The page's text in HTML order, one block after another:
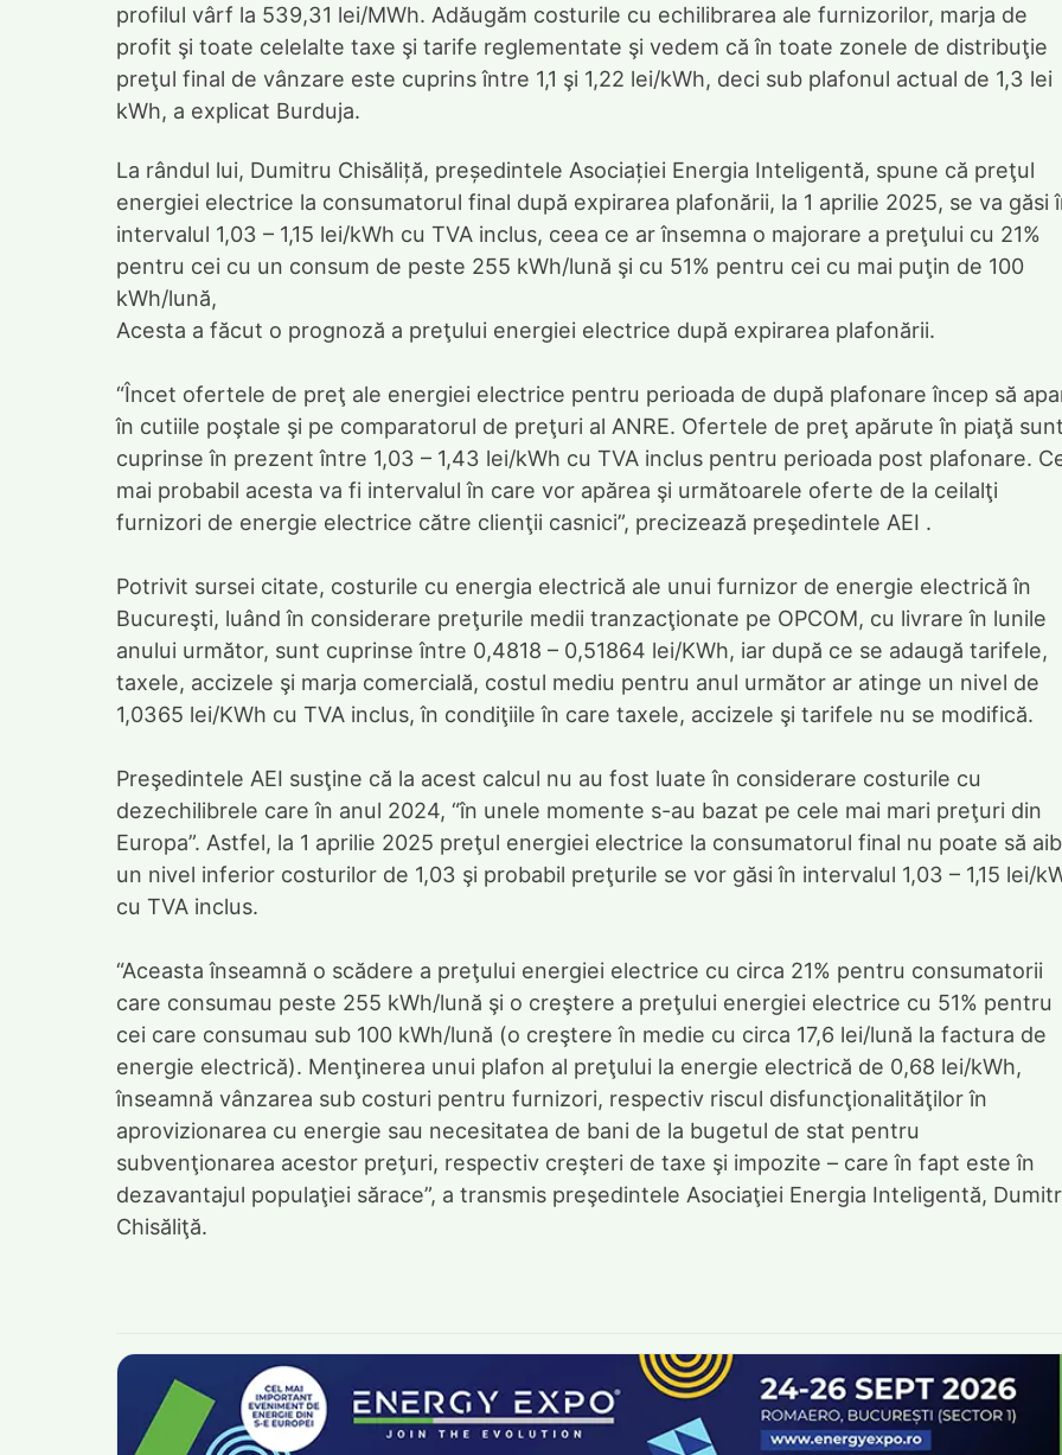
profilul vârf la 539,31 lei/MWh. Adăugăm costurile cu echilibrarea ale furnizorilor, marja de
profit şi toate celelalte taxe şi tarife reglementate şi vedem că în toate zonele de distribuţie
preţul final de vânzare este cuprins între 1,1 şi 1,22 lei/kWh, deci sub plafonul actual de 1,3 lei
kWh, a explicat Burduja.
La rândul lui, Dumitru Chisăliță, președintele Asociației Energia Inteligentă, spune că preţul
energiei electrice la consumatorul final după expirarea plafonării, la 1 aprilie 2025, se va găsi
intervalul 1,03 – 1,15 lei/kWh cu TVA inclus, ceea ce ar însemna o majorare a preţului cu 21%
pentru cei cu un consum de peste 255 kWh/lună şi cu 51% pentru cei cu mai puţin de 100
kWh/lună,
Acesta a făcut o prognoză a preţului energiei electrice după expirarea plafonării.
“Încet ofertele de preţ ale energiei electrice pentru perioada de după plafonare încep să
în cutiile poştale şi pe comparatorul de preţuri al ANRE. Ofertele de preţ apărute în piaţă
cuprinse în prezent între 1,03 – 1,43 lei/kWh cu TVA inclus pentru perioada post plafonare.
mai probabil acesta va fi intervalul în care vor apărea şi următoarele oferte de la ceilalţi
furnizori de energie electrice către clienţii casnici”, precizează preşedintele AEI .
Potrivit sursei citate, costurile cu energia electrică ale unui furnizor de energie electrică în
Bucureşti, luând în considerare preţurile medii tranzacţionate pe OPCOM, cu livrare în lunile
anului următor, sunt cuprinse între 0,4818 – 0,51864 lei/KWh, iar după ce se adaugă tarifele,
taxele, accizele şi marja comercială, costul mediu pentru anul următor ar atinge un nivel de
1,0365 lei/KWh cu TVA inclus, în condiţiile în care taxele, accizele şi tarifele nu se modifică.
Preşedintele AEI susţine că la acest calcul nu au fost luate în considerare costurile cu
dezechilibrele care în anul 2024, “în unele momente s-au bazat pe cele mai mari preţuri din
Europa”. Astfel, la 1 aprilie 2025 preţul energiei electrice la consumatorul final nu poate să
un nivel inferior costurilor de 1,03 şi probabil preţurile se vor găsi în intervalul 1,03 – 1,15 lei/
cu TVA inclus.
“Aceasta înseamnă o scădere a preţului energiei electrice cu circa 21% pentru consumatorii
care consumau peste 255 kWh/lună şi o creştere a preţului energiei electrice cu 51% pentru
cei care consumau sub 100 kWh/lună (o creştere în medie cu circa 17,6 lei/lună la factura de
energie electrică). Menţinerea unui plafon al preţului la energie electrică de 0,68 lei/kWh,
înseamnă vânzarea sub costuri pentru furnizori, respectiv riscul disfuncţionalităţilor în
aprovizionarea cu energie sau necesitatea de bani de la bugetul de stat pentru
subvenţionarea acestor preţuri, respectiv creşteri de taxe şi impozite – care în fapt este în
dezavantajul populaţiei sărace”, a transmis preşedintele Asociaţiei Energia Inteligentă,
Chisăliţă.